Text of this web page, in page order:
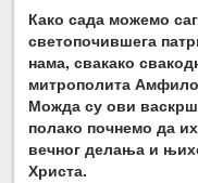
Како сада можемо
светопочившега
нама, свакако
митрополита
Можда су ови
полако почнемо да
вечног делања и
Христа.